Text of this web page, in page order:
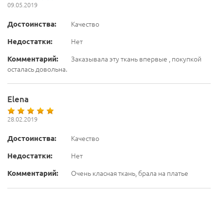
09.05.2019
Достоинства:
Качество
Недостатки:
Нет
Комментарий:
Заказывала эту ткань впервые , покупкой
осталась довольна.
Elena
28.02.2019
Достоинства:
Качество
Недостатки:
Нет
Комментарий:
Очень класная ткань, брала на платье